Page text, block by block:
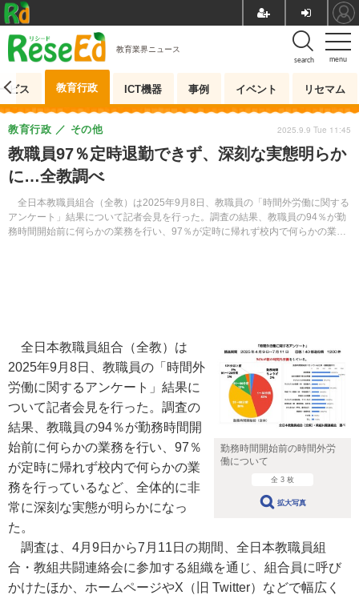
menu
search
教育業界ニュース
ビス 教育行政 ICT機器 事例 イベント リセマム
教職員97％定時退勤できず、深刻な実態明らか
に…全教調べ
全日本教職員組合（全教）は2025年9月8日、教職員の「時間外労働に関する
アンケート」結果について記者会見を行った。調査の結果、教職員の94％が勤
務時間開始前に何らかの業務を行い、97％が定時に帰れず校内で何らかの業務
教育行政 その他 2025.9.9 Tue 11:45
勤務時間開始前の時間外労
働について
全 3 枚
拡大写真
全日本教職員組合（全教）は
2025年9月8日、教職員の「時間外
労働に関するアンケート」結果に
ついて記者会見を行った。調査の
結果、教職員の94％が勤務時間開
始前に何らかの業務を行い、97％
が定時に帰れず校内で何らかの業
務を行っているなど、全体的に非
常に深刻な実態が明らかになっ
た。
調査は、4月9日から7月11日の期間、全日本教職員組
合・教組共闘連絡会に参加する組織を通じ、組合員に呼び
かけたほか、ホームページやX（旧 Twitter）などで幅広く